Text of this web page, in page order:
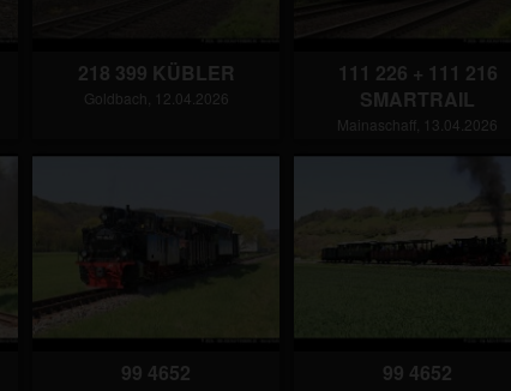
218 399 KÜBLER
Goldbach, 12.04.2026
111 226 + 111 216
SMARTRAIL
Mainaschaff, 13.04.2026
99 4652 99 4652